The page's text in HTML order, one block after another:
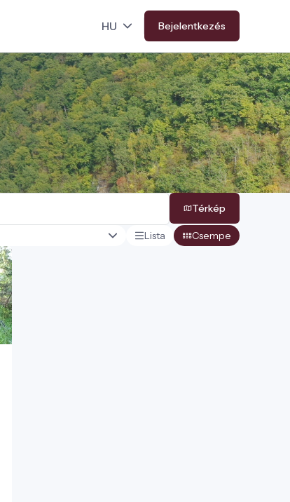
Bejelentkezés
Térkép
Lista Csempe